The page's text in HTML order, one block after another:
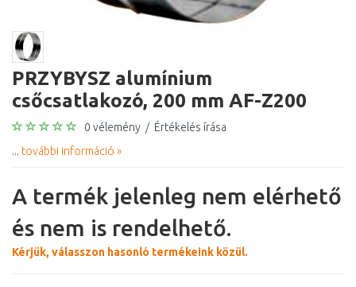
PRZYBYSZ alumínium
csőcsatlakozó, 200 mm AF-Z200
0 vélemény / Értékelés írása
... további információ »
A termék jelenleg nem elérhető
és nem is rendelhető.
Kérjük, válasszon hasonló termékeink közül.